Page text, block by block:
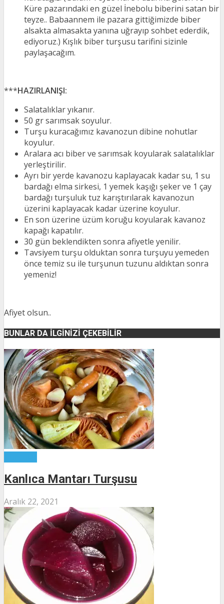
Küre pazarındaki en güzel İnebolu biberini satan bir
teyze.. Babaannem ile pazara gittiğimizde biber
alsakta almasakta yanına uğrayıp sohbet ederdik,
ediyoruz.) Kışlık biber turşusu tarifini sizinle
paylaşacağım.
***HAZIRLANIŞI:
Salatalıklar yıkanır.
50 gr sarımsak soyulur.
Turşu kuracağımız kavanozun dibine nohutlar
koyulur.
Aralara acı biber ve sarımsak koyularak salatalıklar
yerleştirilir.
Ayrı bir yerde kavanozu kaplayacak kadar su, 1 su
bardağı elma sirkesi, 1 yemek kaşığı şeker ve 1 çay
bardağı turşuluk tuz karıştırılarak kavanozun
üzerini kaplayacak kadar üzerine koyulur.
En son üzerine üzüm koruğu koyularak kavanoz
kapağı kapatılır.
30 gün beklendikten sonra afiyetle yenilir.
Tavsiyem turşu olduktan sonra turşuyu yemeden
önce temiz su ile turşunun tuzunu aldıktan sonra
yemeniz!
Afiyet olsun..
BUNLAR DA İLGINIZI ÇEKEBILIR
Kanlıca Mantarı Turşusu
Aralık 22, 2021